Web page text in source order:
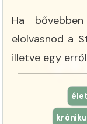
Ha
elolvasnod a
illetve egy